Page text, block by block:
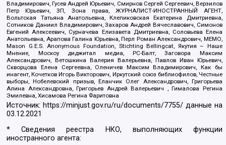
Владимирович, Гусев Андрей Юрьевич, Смирнов Сергей Сергеевич, Верзилов
Петр Юрьевич, ЗП, Зона права, ЖУРНАЛИСТ-ИНОСТРАННЫЙ АГЕНТ,
Вольтская Татьяна Анатольевна, Клепиковская Екатерина Дмитриевна,
Сотников Даниил Владимирович, Захаров Андрей Вячеславович, Симонов
Евгений Алексеевич, Сурначева Елизавета Дмитриевна, Соловьева Елена
Анатольевна, Арапова Галина Юрьевна, Перл Роман Александрович, МЕМО,
Mason G.E.S. Anonymous Foundation, Stichting Bellingcat, Якутия – Наше
Мнение, Москоу диджитал медиа, РС-Балт, Заговора Максим
Александрович, Ветошкина Валерия Валерьевна, Павлов Иван Юрьевич,
Скворцова Елена Сергеевна, Оленичев Максим Владимирович, Как бы
инагент, Кочетков Игорь Викторович, Иркутский союз библиофилов, Честные
выборы, Нобелевский призыв, Еланчик Олег Александрович, Григорьева
Алина Александровна, Григорьев Андрей Валерьевич , Гималова Регина
Эмилевна, Хисамова Регина Фаритовна
Источник: https://minjust.gov.ru/ru/documents/7755/ данные на
03.12.2021
* Сведения реестра НКО, выполняющих функции
иностранного агента: